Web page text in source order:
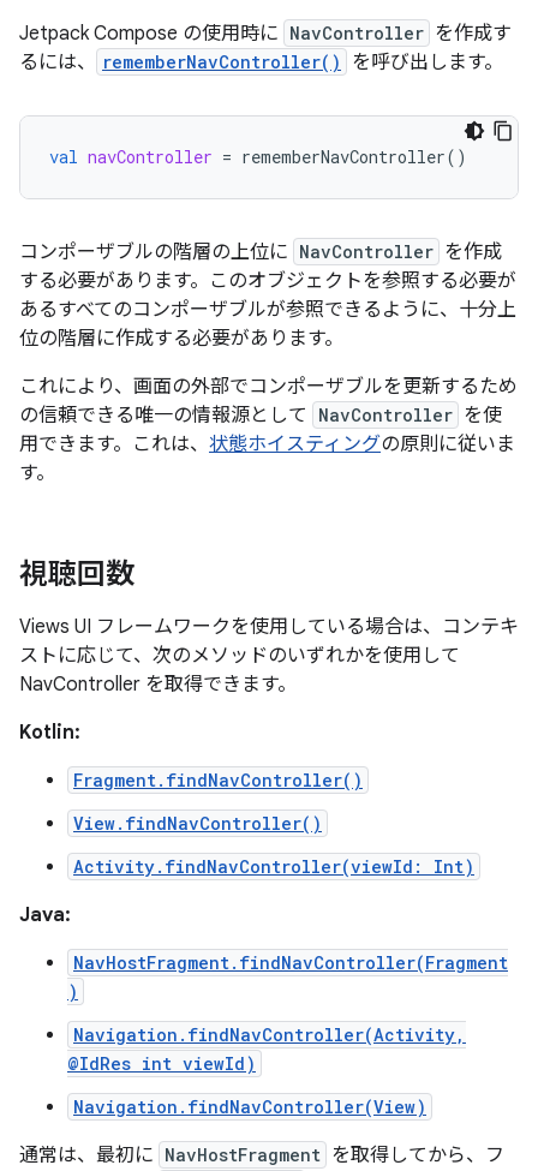
Jetpack Compose の使用時に NavController を作成す
るには、
rememberNavController() を呼び出します。
val navController = rememberNavController()
コンポーザブルの階層の上位に NavController を作成
する必要があります。このオブジェクトを参照する必要が
あるすべてのコンポーザブルが参照できるように、十分上
位の階層に作成する必要があります。
これにより、画面の外部でコンポーザブルを更新するため
の信頼できる唯一の情報源として
NavController を使
用できます。これは、 状態ホイスティングの原則に従いま
す。
視聴回数
Views UI フレームワークを使用している場合は、コンテキ
ストに応じて、次のメソッドのいずれかを使用して
NavController を取得できます。
Kotlin:
Fragment.findNavController()
View.findNavController()
Activity.findNavController(viewId: Int)
Java:
NavHostFragment.findNavController(Fragment
)
Navigation.findNavController(Activity,
@IdRes int viewId)
Navigation.findNavController(View)
通常は、最初に NavHostFragment を取得してから、フ